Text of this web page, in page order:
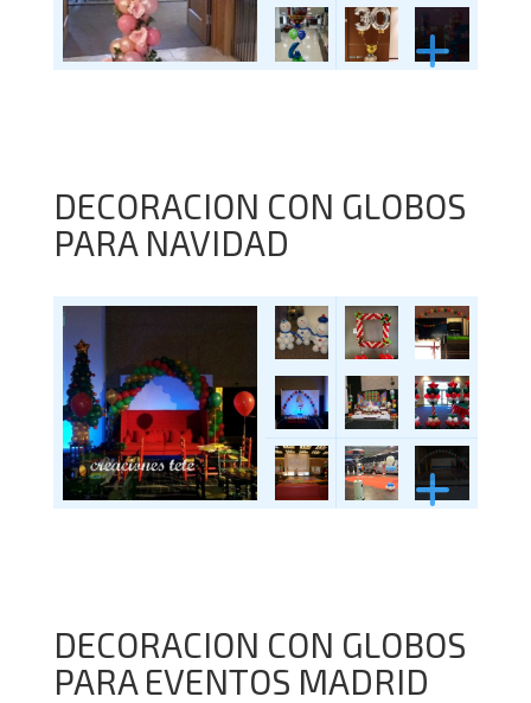
DECORACION CON GLOBOS
PARA NAVIDAD
DECORACION CON GLOBOS
PARA EVENTOS MADRID